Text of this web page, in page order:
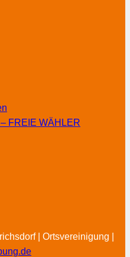
FREIE WÄHLER
| Ortsvereinigung |